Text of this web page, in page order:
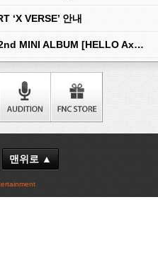
‘X VERSE’ 안내
[예약 판매] AxMxP (에이엠피) 2nd MINI ALBUM [HELLO AxMxP] 예약 판매 안내
맨위로 ▲